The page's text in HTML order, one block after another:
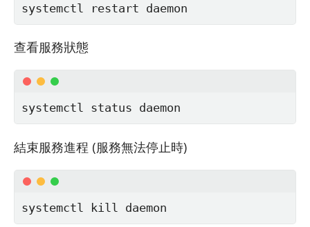
systemctl restart daemon
查看服務狀態
systemctl status daemon
結束服務進程 (服務無法停止時)
systemctl kill daemon